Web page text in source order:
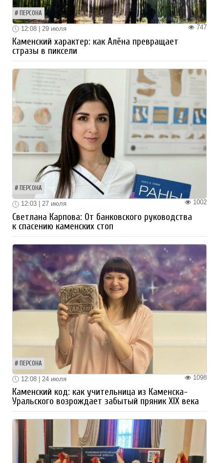
ПЕРСОНА
747
12:08 | 29 июля
Каменский характер: как Алёна превращает
стразы в пиксели
ПЕРСОНА
1002
12:03 | 27 июля
Светлана Карпова: От банковского руководства
к спасению каменских стоп
ПЕРСОНА
1098
12:08 | 24 июля
Каменский код: как учительница из Каменска-
Уральского возрождает забытый пряник XIX века